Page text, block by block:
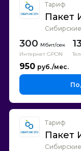
Тариф
Пакет
300
Интернет GPON
950
Тариф
Пакет